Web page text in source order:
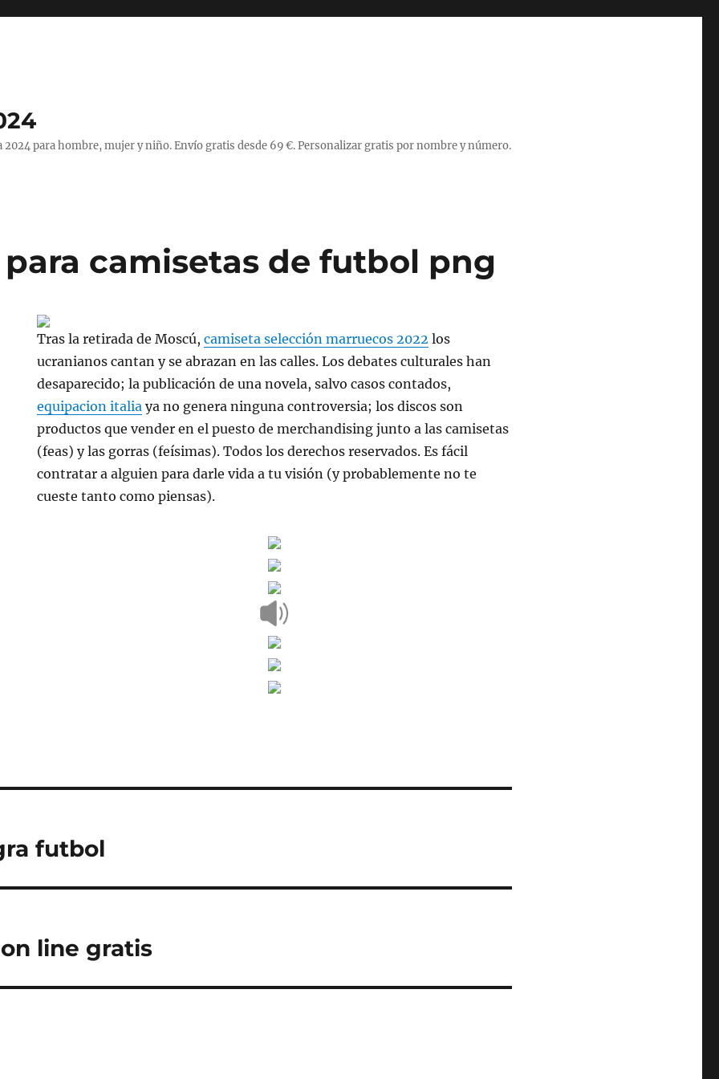
para hombre, mujer y niño. Envío gratis desde 69 €. Personalizar gratis por nombre y número.
camisetas de futbol png
Tras la retirada de Moscú,camiseta selección marruecos 2022 los
ucranianos cantan y se abrazan en las calles. Los debates culturales han
desaparecido; la publicación de una novela, salvo casos contados,
equipacion italia ya no genera ninguna controversia; los discos son
productos que vender en el puesto de merchandising junto a las camisetas
(feas) y las gorras (feísimas). Todos los derechos reservados. Es fácil
contratar a alguien para darle vida a tu visión (y probablemente no te
cueste tanto como piensas).
futbol
line gratis